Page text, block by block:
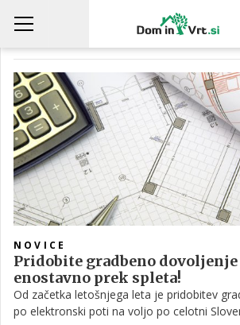
GRADBENO DOVOLJENJE
NOVICE
Pridobite gradbeno
enostavno prek spleta!
Od začetka letošnjega leta je pridobitev
po elektronski poti na voljo po celotni